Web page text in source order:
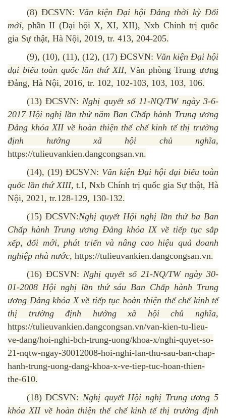
(8) ĐCSVN: Văn kiện Đại hội Đảng thời kỳ Đổi
mới, phần II (Đại hội X, XI, XII), Nxb Chính trị quốc
gia Sự thật, Hà Nội, 2019, tr. 413, 204-205.
(9), (10), (11), (12), (17) ĐCSVN: Văn kiện Đại hội
đại biểu toàn quốc lần thứ XII, Văn phòng Trung ương
Đảng, Hà Nội, 2016, tr. 102, 102-103, 103, 103, 106.
(13) ĐCSVN:Nghị quyết số 11-NQ/TW ngày 3-6-
2017 Hội nghị lần thứ năm Ban Chấp hành Trung ương
Đảng khóa XII về hoàn thiện thể chế kinh tế thị trường
định hướng xã hội chủ nghĩa,
https://tulieuvankien.dangcongsan.vn.
(14), (19) ĐCSVN: Văn kiện Đại hội đại biểu toàn
quốc lần thứ XIII, t.I, Nxb Chính trị quốc gia Sự thật, Hà
Nội, 2021, tr.128-129, 130-132.
(15) ĐCSVN:Nghị quyết Hội nghị lần thứ ba Ban
Chấp hành Trung ương Đảng khóa IX về tiếp tục sắp
xếp, đổi mới, phát triển và nâng cao hiệu quả doanh
nghiệp nhà nước, https://tulieuvankien.dangcongsan.vn.
(16) ĐCSVN: Nghị quyết số 21-NQ/TW ngày 30-
01-2008 Hội nghị lần thứ sáu Ban Chấp hành Trung
ương Đảng khóa X về tiếp tục hoàn thiện thể chế kinh tế
thị trường định hướng xã hội chủ nghĩa,
https://tulieuvankien.dangcongsan.vn/van-kien-tu-lieu-
ve-dang/hoi-nghi-bch-trung-uong/khoa-x/nghi-quyet-so-
21-nqtw-ngay-30012008-hoi-nghi-lan-thu-sau-ban-chap-
hanh-trung-uong-dang-khoa-x-ve-tiep-tuc-hoan-thien-
the-610.
(18) ĐCSVN:Nghị quyết Hội nghị Trung ương 5
khóa XII về hoàn thiện thể chế kinh tế thị trường định